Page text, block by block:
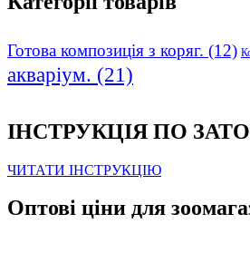
Готова композиція з коряг. (12)
акваріум. (21)
ІНСТРУКЦІЯ ПО
ЧИТАТИ ІНСТРУКЦІЮ
Оптові ціни для